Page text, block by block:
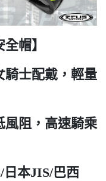
帽】
士配戴，輕量
阻，高速騎乘
本JIS/巴西